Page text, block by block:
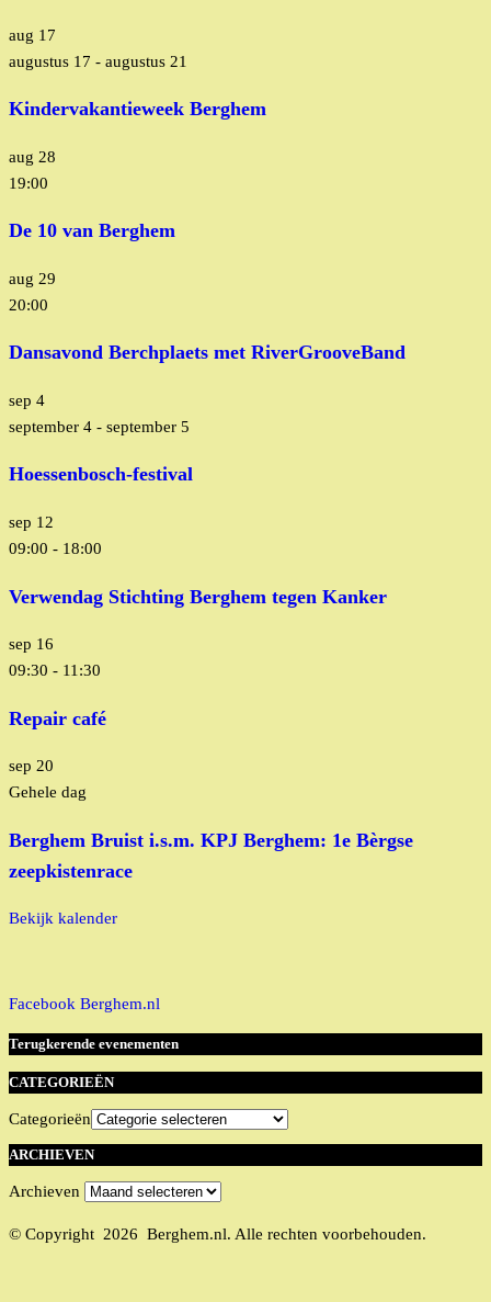
aug 17
augustus 17 - augustus 21
Kindervakantieweek Berghem
aug 28
19:00
De 10 van Berghem
aug 29
20:00
Dansavond Berchplaets met RiverGrooveBand
sep 4
september 4 - september 5
Hoessenbosch-festival
sep 12
09:00 - 18:00
Verwendag Stichting Berghem tegen Kanker
sep 16
09:30 - 11:30
Repair café
sep 20
Gehele dag
Berghem Bruist i.s.m. KPJ Berghem: 1e Bèrgse
zeepkistenrace
Bekijk kalender
Facebook Berghem.nl
Terugkerende evenementen
CATEGORIEËN
Categorieën
ARCHIEVEN
Archieven
© Copyright 2026 Berghem.nl. Alle rechten voorbehouden.